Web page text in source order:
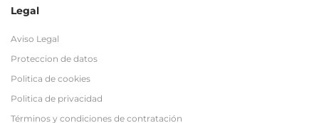
Politica de cookies
Términos y condiciones de contratación